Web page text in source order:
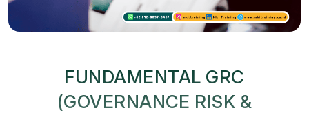
FUNDAMENTAL GRC
(GOVERNANCE RISK &